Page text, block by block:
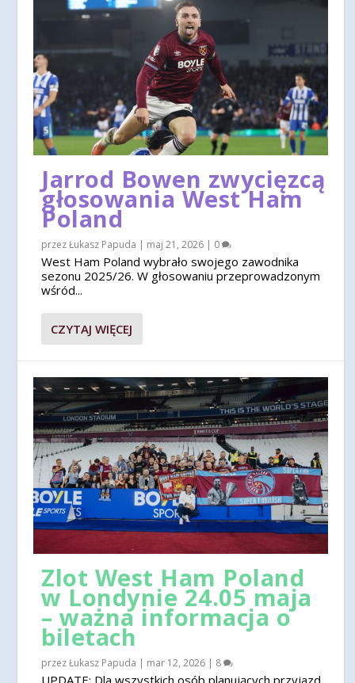
Jarrod Bowen zwycięzcą
głosowania West Ham
Poland
przezŁukasz Papuda | maj 21, 2026 | 0
West Ham Poland wybrało swojego zawodnika
sezonu 2025/26. W głosowaniu przeprowadzonym
wśród...
CZYTAJ WIĘCEJ
Zlot West Ham Poland
w Londynie 24.05 maja
– ważna informacja o
biletach
przezŁukasz Papuda | mar 12, 2026 | 8
UPDATE: Dla wszystkich osób planujących przyjazd